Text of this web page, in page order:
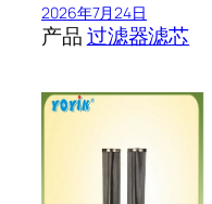
2026年7月24日
产品过滤器滤芯